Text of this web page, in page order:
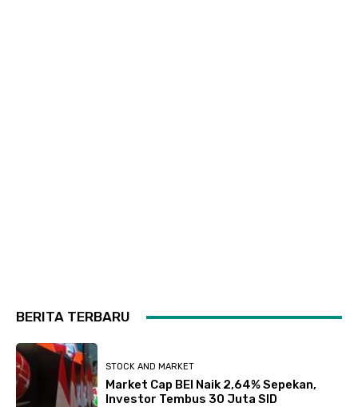
BERITA TERBARU
STOCK AND MARKET
Market Cap BEI Naik 2,64% Sepekan,
Investor Tembus 30 Juta SID